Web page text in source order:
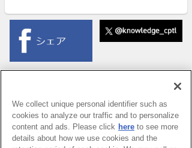
We collect unique personal identifier such as
cookies to analyze our traffic and to personalize
content and ads. Please click here to see more
details about how we use cookies and the